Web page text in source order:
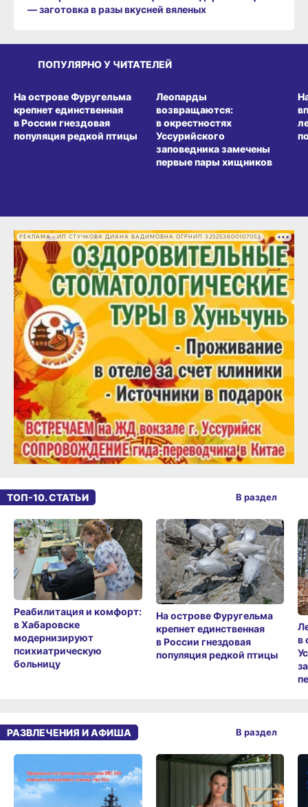
— заготовка в разы вкусней вяленых
ПОПУЛЯРНО У ЧИТАТЕЛЕЙ
На острове Фуругельма
крепнет единственная
в России гнездовая
популяция редкой птицы
Леопарды
возвращаются:
в окрестностях
Уссурийского
заповедника замечены
первые пары хищников
РЕКЛАМА • ИП СТУЧКОВА ДИАНА ВАДИМОВНА ОГРНИП 325253600107053
ТОП-10. СТАТЬИ
Реабилитация и комфорт:
в Хабаровске
модернизируют
психиатрическую
больницу
На острове Фуругельма
крепнет единственная
в России гнездовая
популяция редкой птицы
в
В раздел
РАЗВЛЕЧЕНИЯ И АФИША В раздел